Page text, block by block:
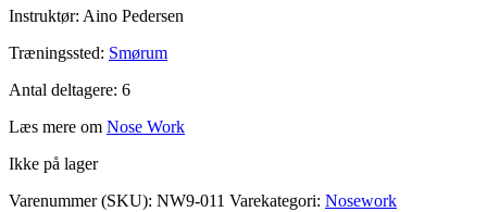
Instruktør: Aino Pedersen
Træningssted: Smørum
Antal deltagere: 6
Læs mere om Nose Work
Ikke på lager
Varenummer (SKU): NW9-011 Varekategori: Nosework